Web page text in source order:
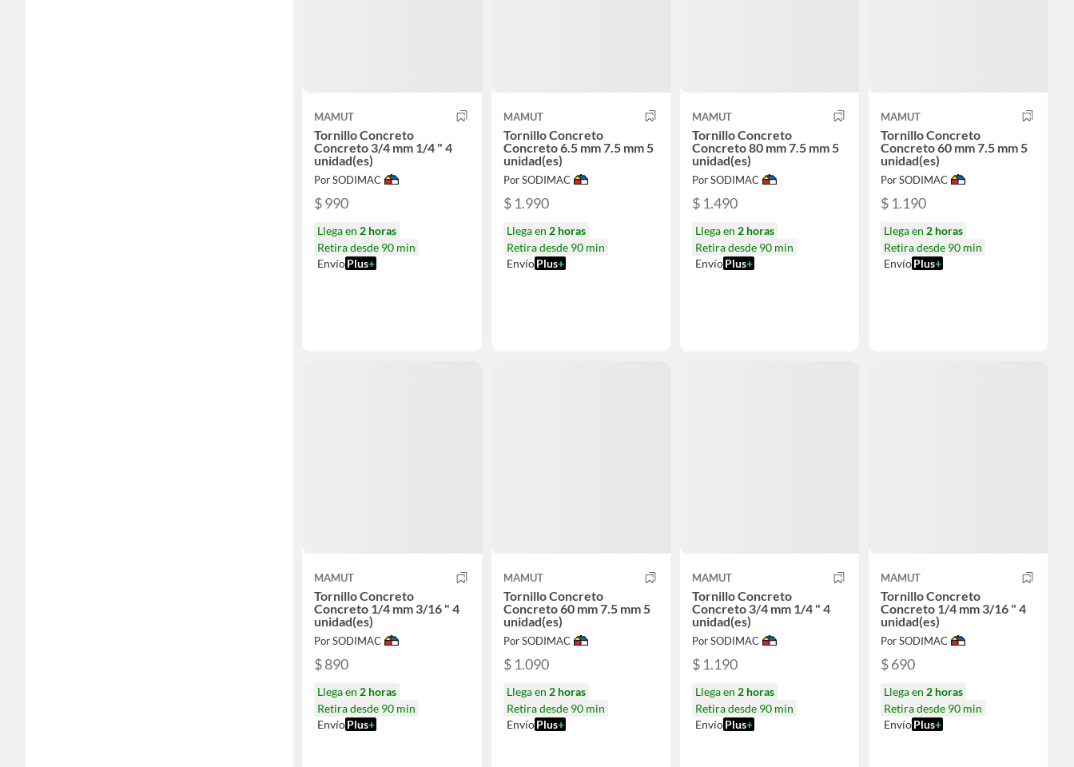
MAMUT
Tornillo Concreto
Concreto 3/4 mm 1/4 " 4
unidad(es)
Por SODIMAC
$ 990
Llega en 2 horas
Retira desde 90 min
EnvíoPlus+
MAMUT
Tornillo Concreto
Concreto 6.5 mm 7.5 mm 5
unidad(es)
Por SODIMAC
$ 1.990
Llega en 2 horas
Retira desde 90 min
Envío Plus+
MAMUT
Tornillo Concreto
Concreto 80 mm 7.5 mm 5
unidad(es)
Por SODIMAC
$ 1.490
Llega en 2 horas
Retira desde 90 min
EnvíoPlus+
MAMUT
Tornillo Concreto
Concreto 60 mm 7.5 mm 5
unidad(es)
Por SODIMAC
$ 1.190
Llega en 2 horas
Retira desde 90 min
EnvíoPlus+
MAMUT
Tornillo Concreto
Concreto 1/4 mm 3/16 " 4
unidad(es)
Por SODIMAC
$ 890
Llega en2 horas
Retira desde 90 min
EnvíoPlus+
MAMUT
Tornillo Concreto
Concreto 60 mm 7.5 mm 5
unidad(es)
Por SODIMAC
$ 1.090
Llega en 2 horas
Retira desde 90 min
Envío Plus+
MAMUT
Tornillo Concreto
Concreto 3/4 mm 1/4 " 4
unidad(es)
Por SODIMAC
$ 1.190
Llega en 2 horas
Retira desde 90 min
EnvíoPlus+
MAMUT
Tornillo Concreto
Concreto 1/4 mm 3/16 " 4
unidad(es)
Por SODIMAC
$ 690
Llega en 2 horas
Retira desde 90 min
EnvíoPlus+